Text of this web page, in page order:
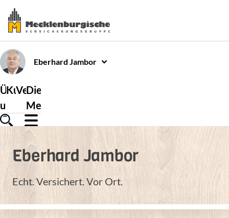
Eberhard Jambor
Über
uns
Kundenservice
Versicherungen
Die
Mecklenburgische
Eberhard Jambor
Echt. Versichert. Vor Ort.